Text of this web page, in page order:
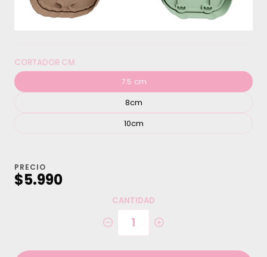
CORTADOR CM
7.5 cm
8cm
10cm
PRECIO
$5.990
CANTIDAD